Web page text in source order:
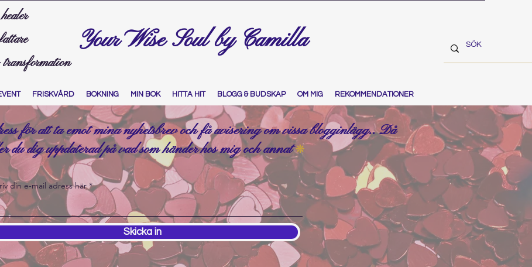
Your Wise Soul by Camilla
FRISKVÅRD BOKNING MIN BOK HITTA HIT BLOGG & BUDSKAP OM MIG REKOMMENDATIONER
för att ta emot mina nyhetsbrev och få avisering om vissa blogginlägg.. Då
du dig uppdaterad på vad som händer hos mig och annat❊
din e-mail adress här
Skicka in